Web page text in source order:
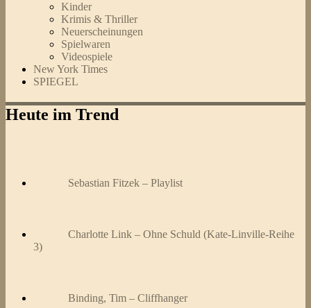
Kinder
Krimis & Thriller
Neuerscheinungen
Spielwaren
Videospiele
New York Times
SPIEGEL
Heute im Trend
Sebastian Fitzek – Playlist
Charlotte Link – Ohne Schuld (Kate-Linville-Reihe
3)
Binding, Tim – Cliffhanger